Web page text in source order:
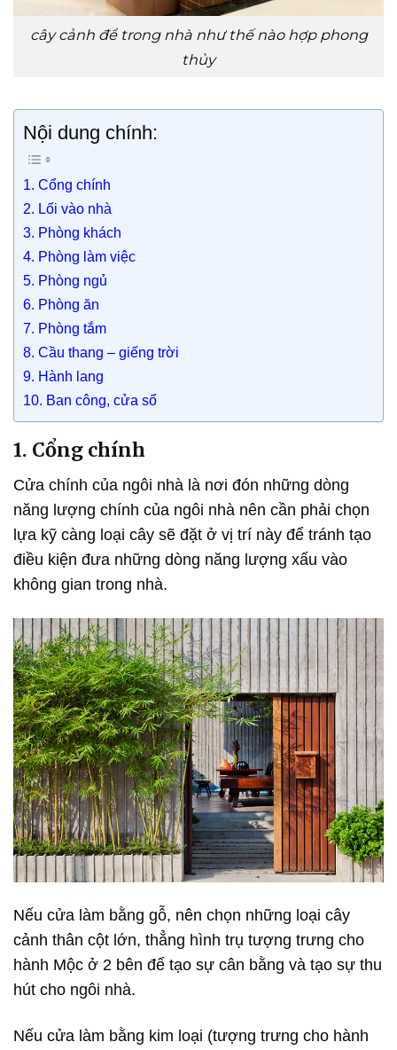
cây cảnh để trong nhà như thế nào hợp phong
thủy
Nội dung chính:
1. Cổng chính
2. Lối vào nhà
3. Phòng khách
4. Phòng làm việc
5. Phòng ngủ
6. Phòng ăn
7. Phòng tắm
8. Cầu thang – giếng trời
9. Hành lang
10. Ban công, cửa sổ
1. Cổng chính
Cửa chính của ngôi nhà là nơi đón những dòng
năng lượng chính của ngôi nhà nên cần phải chọn
lựa kỹ càng loại cây sẽ đặt ở vị trí này để tránh tạo
điều kiện đưa những dòng năng lượng xấu vào
không gian trong nhà.
Nếu cửa làm bằng gỗ, nên chọn những loại cây
cảnh thân cột lớn, thẳng hình trụ tượng trưng cho
hành Mộc ở 2 bên để tạo sự cân bằng và tạo sự thu
hút cho ngôi nhà.
Nếu cửa làm bằng kim loại (tượng trưng cho hành